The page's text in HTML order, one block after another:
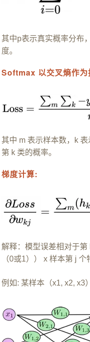
其中p表示真实概率分布
度。
Softmax 以交叉熵作为
其中 m 表示样本数，k
第 k 类的概率。
梯度计算:
解释：模型误差相对于
（0或1）） x 样本第 j 个
例如: 某样本（x1, x2, x3